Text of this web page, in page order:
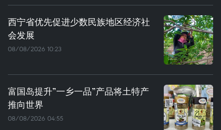
西宁省优先促进少数民族地区经济社
会发展
08/08/2026 10:23
富国岛提升”一乡一品”产品将土特产
推向世界
08/08/2026 04:55